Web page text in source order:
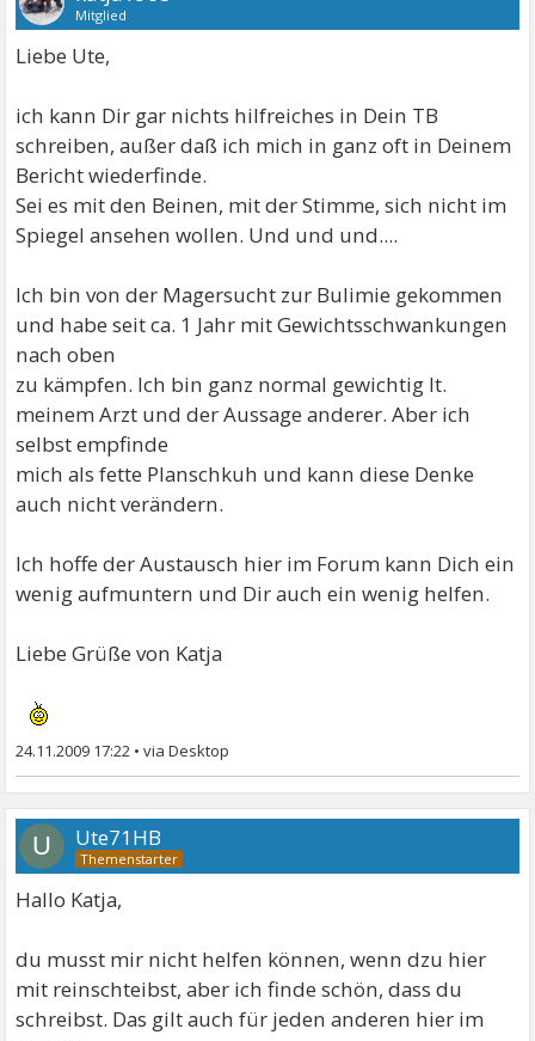
Mitglied
Liebe Ute,
ich kann Dir gar nichts hilfreiches in Dein TB
schreiben, außer daß ich mich in ganz oft in Deinem
Bericht wiederfinde.
Sei es mit den Beinen, mit der Stimme, sich nicht im
Spiegel ansehen wollen. Und und und....
Ich bin von der Magersucht zur Bulimie gekommen
und habe seit ca. 1 Jahr mit Gewichtsschwankungen
nach oben
zu kämpfen. Ich bin ganz normal gewichtig lt.
meinem Arzt und der Aussage anderer. Aber ich
selbst empfinde
mich als fette Planschkuh und kann diese Denke
auch nicht verändern.
Ich hoffe der Austausch hier im Forum kann Dich ein
wenig aufmuntern und Dir auch ein wenig helfen.
Liebe Grüße von Katja
24.11.2009 17:22 •
U Ute71HB
Hallo Katja,
du musst mir nicht helfen können, wenn dzu hier
mit reinschteibst, aber ich finde schön, dass du
schreibst. Das gilt auch für jeden anderen hier im